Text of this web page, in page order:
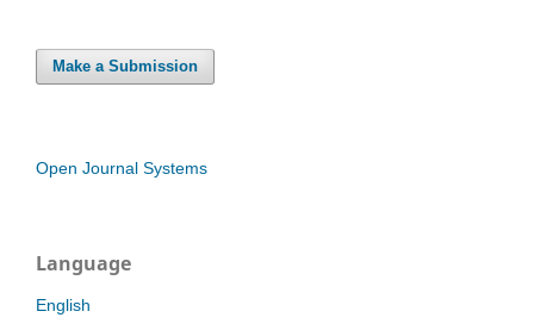
Make a Submission
Open Journal Systems
Language
English